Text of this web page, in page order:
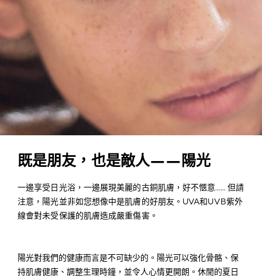
既是朋友，也是敵人——陽光
一邊享受日光浴，一邊展現美麗的古銅肌膚，好不愜意…… 但請
注意，陽光並非如您想像中是肌膚的好朋友。UVA和UVB紫外
線會對未受保護的肌膚造成嚴重傷害。
陽光對我們的健康而言是不可缺少的。陽光可以強化骨骼、保
持肌膚健康、調整生理時鐘，並令人心情更開朗。休閒的夏日